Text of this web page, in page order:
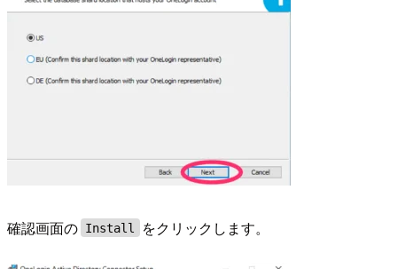
確認画面の Install をクリックします。